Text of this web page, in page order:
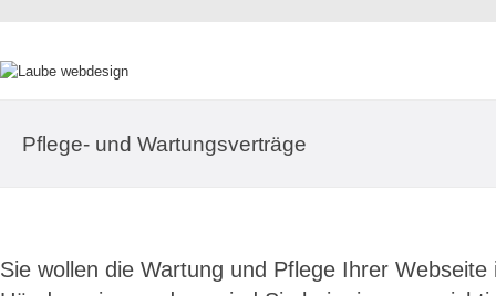
Pflege- und Wartungsverträge
Sie wollen die Wartung und Pflege Ihrer Webseite